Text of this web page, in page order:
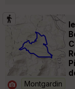
Montgardin